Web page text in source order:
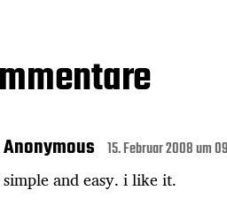
Anonymous 15. Februar 2008 um
simple and easy. i like it.